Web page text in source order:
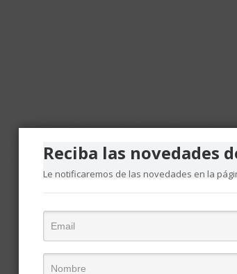
Reciba las novedades
Le notificaremos de las novedades en la